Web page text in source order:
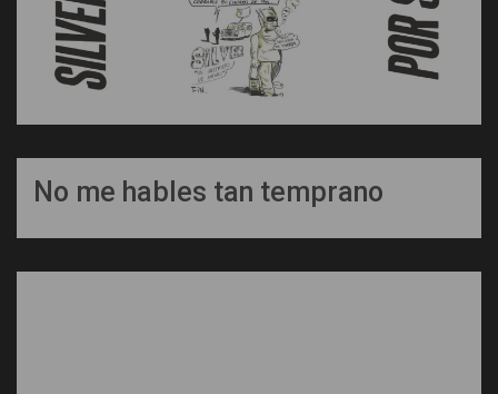
No me hables tan temprano